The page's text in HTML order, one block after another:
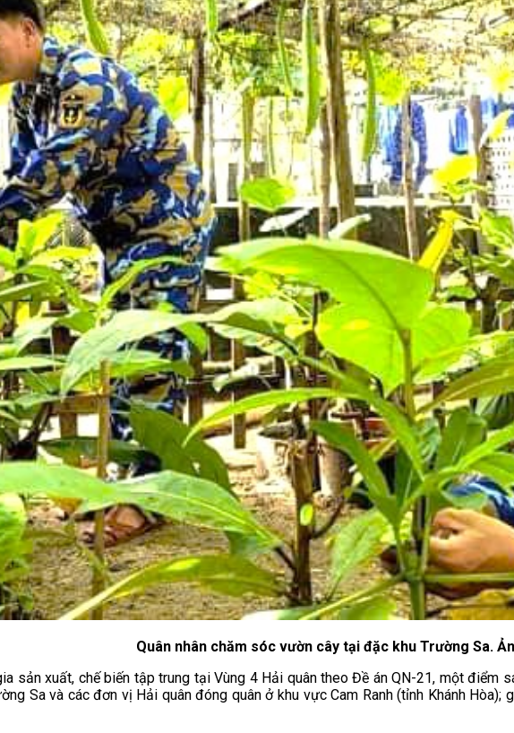
Quân nhân chăm sóc vườn cây tại đặc khu Trường Sa.
sản xuất, chế biến tập trung tại Vùng 4 Hải quân theo Đề án QN-21, một điểm
Sa và các đơn vị Hải quân đóng quân ở khu vực Cam Ranh (tỉnh Khánh